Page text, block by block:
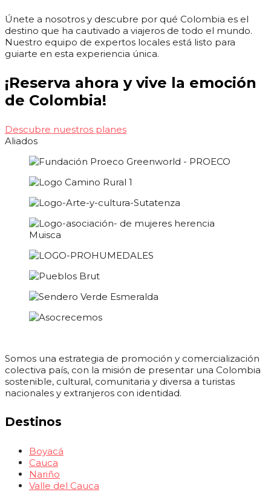
Únete a nosotros y descubre por qué Colombia es el
destino que ha cautivado a viajeros de todo el mundo.
Nuestro equipo de expertos locales está listo para
guiarte en esta experiencia única.
¡Reserva ahora y vive la emoción
de Colombia!
Descubre nuestros planes
Aliados
Somos una estrategia de promoción y comercialización
colectiva país, con la misión de presentar una Colombia
sostenible, cultural, comunitaria y diversa a turistas
nacionales y extranjeros con identidad.
Destinos
Boyacá
Cauca
Nariño
Valle del Cauca